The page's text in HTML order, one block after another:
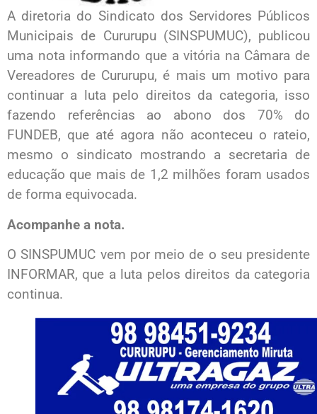
A diretoria do Sindicato dos Servidores Públicos
Municipais de Cururupu (SINSPUMUC), publicou
uma nota informando que a vitória na Câmara de
Vereadores de Cururupu, é mais um motivo para
continuar a luta pelo direitos da categoria, isso
fazendo referências ao abono dos 70% do
FUNDEB, que até agora não aconteceu o rateio,
mesmo o sindicato mostrando a secretaria de
educação que mais de 1,2 milhões foram usados
de forma equivocada.
Acompanhe a nota.
O SINSPUMUC vem por meio de o seu presidente
INFORMAR, que a luta pelos direitos da categoria
continua.